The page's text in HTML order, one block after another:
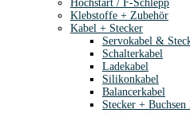
Hochstart / F-Schlepp
Klebstoffe + Zubehör
Kabel + Stecker
Servokabel &
Schalterkabel
Ladekabel
Silikonkabel
Balancerkabel
Stecker +